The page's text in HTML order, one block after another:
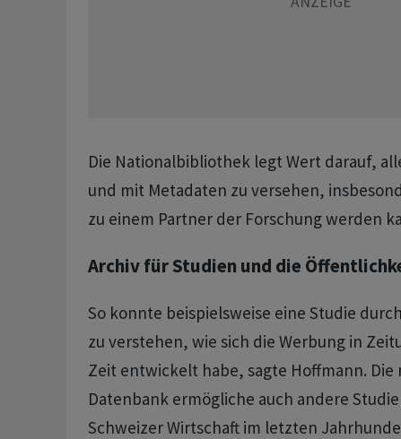
Die Nationalbibliothek legt Wert darauf,
und mit Metadaten zu versehen,
zu einem Partner der Forschung werden
Archiv für Studien und die
So konnte beispielsweise eine Studie
zu verstehen, wie sich die Werbung in
Zeit entwickelt habe, sagte Hoffmann. Die
Datenbank ermögliche auch andere
Schweizer Wirtschaft im letzten